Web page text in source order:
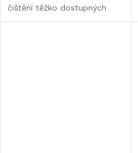
čištění těžko dostupných
míst.